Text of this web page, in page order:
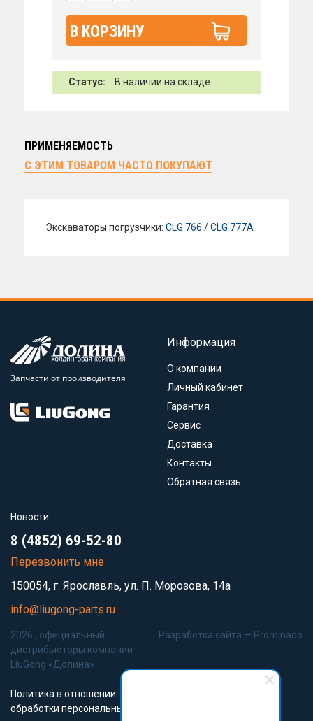
В КОРЗИНУ
Статус: В наличии на складе
ПРИМЕНЯЕМОСТЬ
С ЭТИМ ТОВАРОМ ЧАСТО ПОКУПАЮТ
Экскаваторы погрузчики: CLG 766 /CLG 777A
Запчасти от производителя
Информация
О компании
Личный кабинет
Гарантия
Сервис
Доставка
Контакты
Обратная связь
Новости
8 (4852) 69-52-80
Перезвонить мне
150054, г. Ярославль, ул. П. Морозова, 14а
info@liugong-parts.ru
2026 , официальный
дистрибьюторы компании
LiuGong «Долина»
Политика в отношении
обработки персональных
Разработка сайта — Prominado